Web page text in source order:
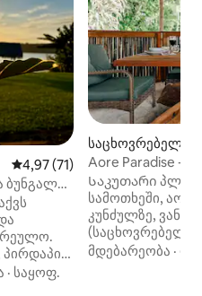
საშუალო შეფასებაა 5‑დან
4,97 (71)
ბუნგალო
თეუმას
ხედებს.
· საყოფ.
საცხოვრებელი
Aore Paradise -
ვანუატუ
Საკუთარი პლაჟი!
სამოთხეში,
კუნძულზე,
მდებარეობა ·